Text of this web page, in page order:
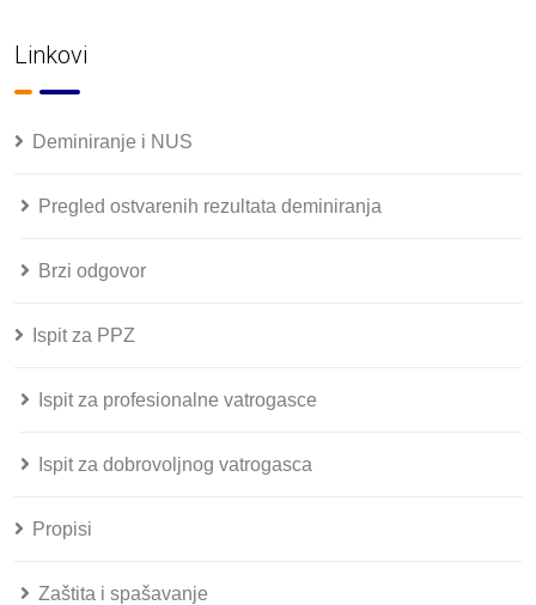
Linkovi
Deminiranje i NUS
Pregled ostvarenih rezultata deminiranja
Brzi odgovor
Ispit za PPZ
Ispit za profesionalne vatrogasce
Ispit za dobrovoljnog vatrogasca
Propisi
Zaštita i spašavanje